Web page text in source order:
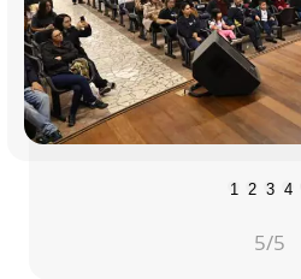
1 2 3 4
5/5